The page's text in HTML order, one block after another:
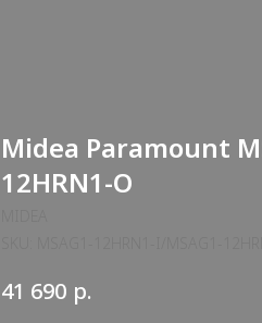
Midea Paramount
12HRN1-O
41 690 р.